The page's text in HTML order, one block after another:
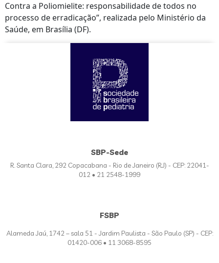
Contra a Poliomielite: responsabilidade de todos no
processo de erradicação”, realizada pelo Ministério da
Saúde, em Brasília (DF).
SBP-Sede
R. Santa Clara, 292 Copacabana - Rio de Janeiro (RJ) - CEP: 22041-
012 • 21 2548-1999
FSBP
Alameda Jaú, 1742 – sala 51 - Jardim Paulista - São Paulo (SP) - CEP:
01420-006 • 11 3068-8595